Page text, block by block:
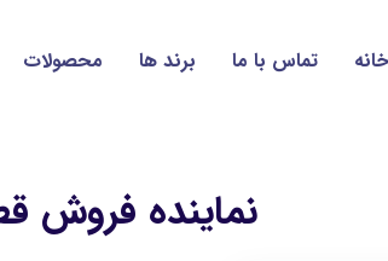
خانه تماس با ما برند ها محصولات
نماینده